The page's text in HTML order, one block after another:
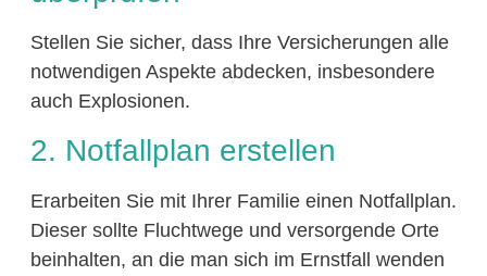
Stellen Sie sicher, dass Ihre Versicherungen alle
notwendigen Aspekte abdecken, insbesondere
auch Explosionen.
2. Notfallplan erstellen
Erarbeiten Sie mit Ihrer Familie einen Notfallplan.
Dieser sollte Fluchtwege und versorgende Orte
beinhalten, an die man sich im Ernstfall wenden